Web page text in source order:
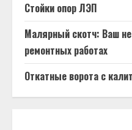
Стойки опор ЛЭП
Малярный скотч: Ваш
ремонтных работах
Откатные ворота с